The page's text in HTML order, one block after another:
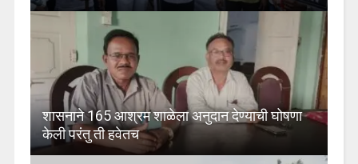
शासनाने 165 आश्रम शाळेला अनुदान देण्याची घोषणा
केली परंतु ती हवेतच